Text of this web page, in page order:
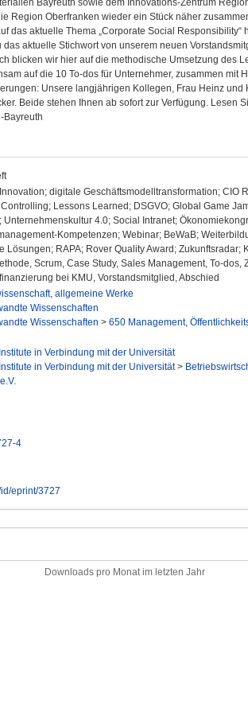
Region Oberfranken wieder ein Stück näher
das aktuelle Thema „Corporate Social
aktuelle Stichwort von unserem neuen
blicken wir hier auf die methodische Umsetzung des
auf die 10 To-dos für Unternehmer, zusammen mit
Unsere langjährigen Kollegen, Frau Heinz und
Beide stehen Ihnen ab sofort zur Verfügung. Lesen
Bayreuth
digitale Geschäftsmodelltransformation; CIO
Lessons Learned; DSGVO; Global Game
4.0; Social Intranet;
Kompetenzen; Webinar; BeWaB;
Lösungen; RAPA; Rover Quality Award;
Scrum, Case Study, Sales Management, To-dos,
bei KMU, Vorstandsmitglied, Abschied
allgemeine Werke
Wissenschaften
Wissenschaften > 650 Management,
Institute in Verbindung mit der Universität
Institute in Verbindung mit der Universität>
4
eprint/3727
Downloads pro Monat im letzten Jahr